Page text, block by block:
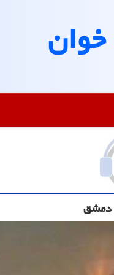
دمشق